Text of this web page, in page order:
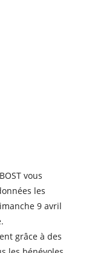
vous
les
9 avril
grâce à des